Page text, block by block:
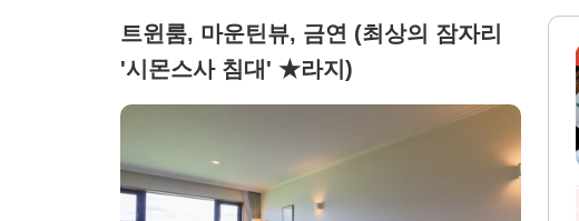
트윈룸, 마운틴뷰, 금연 (최상의 잠자리
'시몬스사 침대' ★라지)